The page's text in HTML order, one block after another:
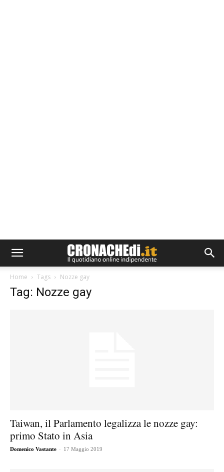
Home Tags Nozze gay
Tag: Nozze gay
Taiwan, il Parlamento legalizza le nozze gay:
primo Stato in Asia
Domenico Vastante - 17 Maggio 2019